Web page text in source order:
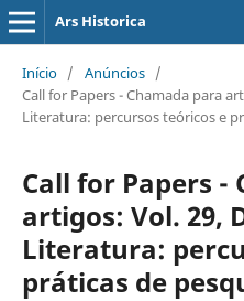
Ars Historica
Início / Anúncios /
Call for Papers - Chamada para
Literatura: percursos teóricos e
Call for Papers -
artigos: Vol. 29,
Literatura:
práticas de